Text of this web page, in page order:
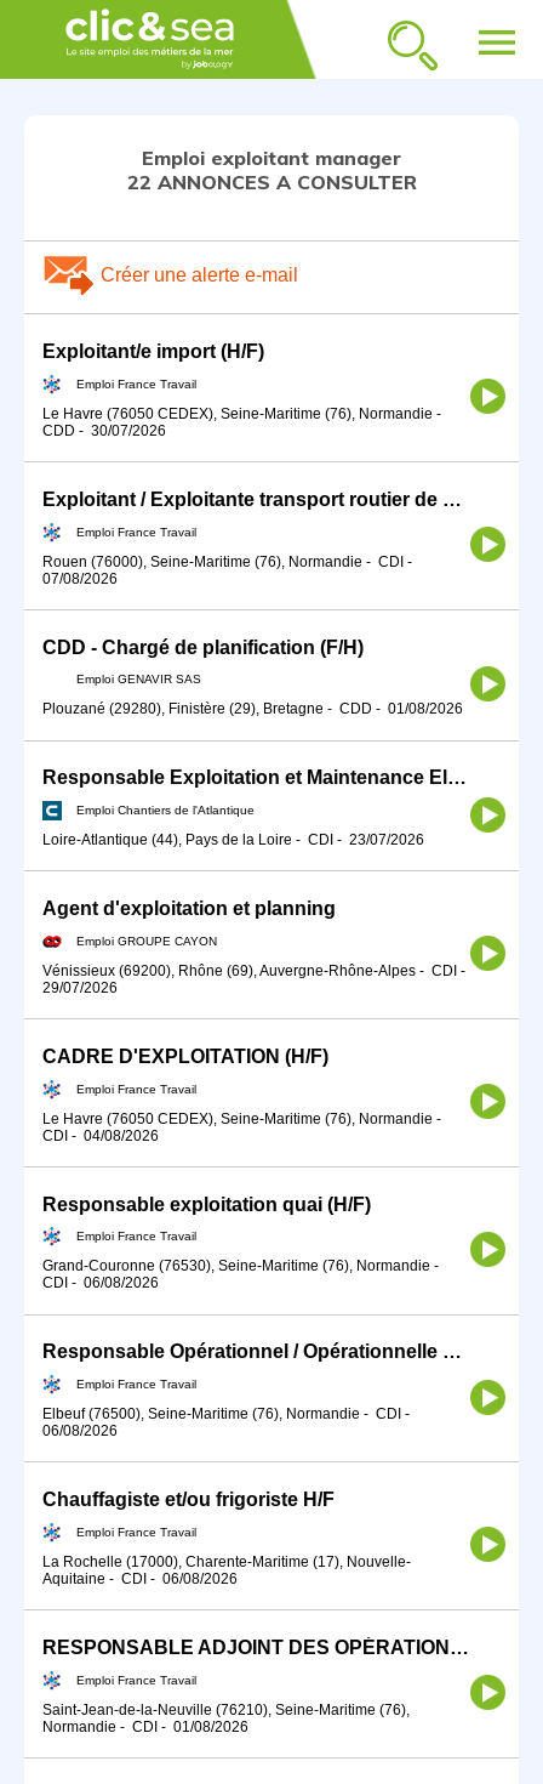
menu
Emploi exploitant manager
22 ANNONCES A CONSULTER
Créer une alerte e-mail
Exploitant/e import (H/F)
Emploi France Travail
Le Havre (76050 CEDEX), Seine-Maritime (76), Normandie -
CDD - 30/07/2026
Exploitant / Exploitante transport routier de marchandises (H/F)
Emploi France Travail
Rouen (76000), Seine-Maritime (76), Normandie - CDI -
07/08/2026
CDD - Chargé de planification (F/H)
Emploi GENAVIR SAS
Plouzané (29280), Finistère (29), Bretagne - CDD - 01/08/2026
Responsable Exploitation et Maintenance Electrique H/F
Emploi Chantiers de l'Atlantique
Loire-Atlantique (44), Pays de la Loire - CDI - 23/07/2026
Agent d'exploitation et planning
Emploi GROUPE CAYON
Vénissieux (69200), Rhône (69), Auvergne-Rhône-Alpes - CDI -
29/07/2026
CADRE D'EXPLOITATION (H/F)
Emploi France Travail
Le Havre (76050 CEDEX), Seine-Maritime (76), Normandie -
CDI - 04/08/2026
Responsable exploitation quai (H/F)
Emploi France Travail
Grand-Couronne (76530), Seine-Maritime (76), Normandie -
CDI - 06/08/2026
Responsable Opérationnel / Opérationnelle de la défense (H/F)
Emploi France Travail
Elbeuf (76500), Seine-Maritime (76), Normandie - CDI -
06/08/2026
Chauffagiste et/ou frigoriste H/F
Emploi France Travail
La Rochelle (17000), Charente-Maritime (17), Nouvelle-
Aquitaine - CDI - 06/08/2026
RESPONSABLE ADJOINT DES OPÉRATIONS (H/F)
Emploi France Travail
Saint-Jean-de-la-Neuville (76210), Seine-Maritime (76),
Normandie - CDI - 01/08/2026